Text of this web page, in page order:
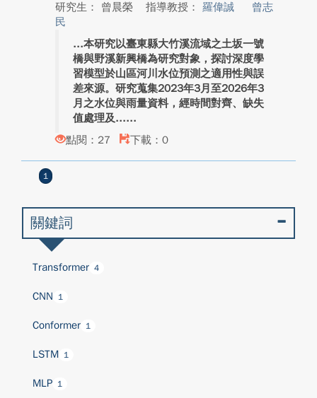
研究生： 曾晨榮
指導教授： 羅偉誠
曾志
民
本研究以臺東縣大竹溪流域之土坂一號
橋與野溪新興橋為研究對象，探討深度學
習模型於山區河川水位預測之適用性與誤
差來源。研究蒐集2023年3月至2026年3
月之水位與雨量資料，經時間對齊、缺失
值處理及...
點閱：27
下載：0
1
關鍵詞
Transformer 4
CNN 1
Conformer 1
LSTM 1
MLP 1